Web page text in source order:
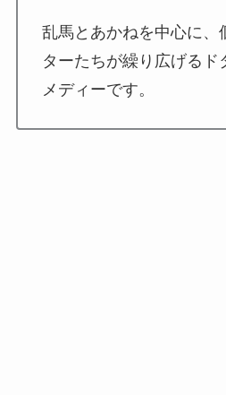
乱馬とあかねを中心に、
ターたちが繰り広げるド
メディーです。